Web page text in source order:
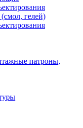
гелей)
патроны,